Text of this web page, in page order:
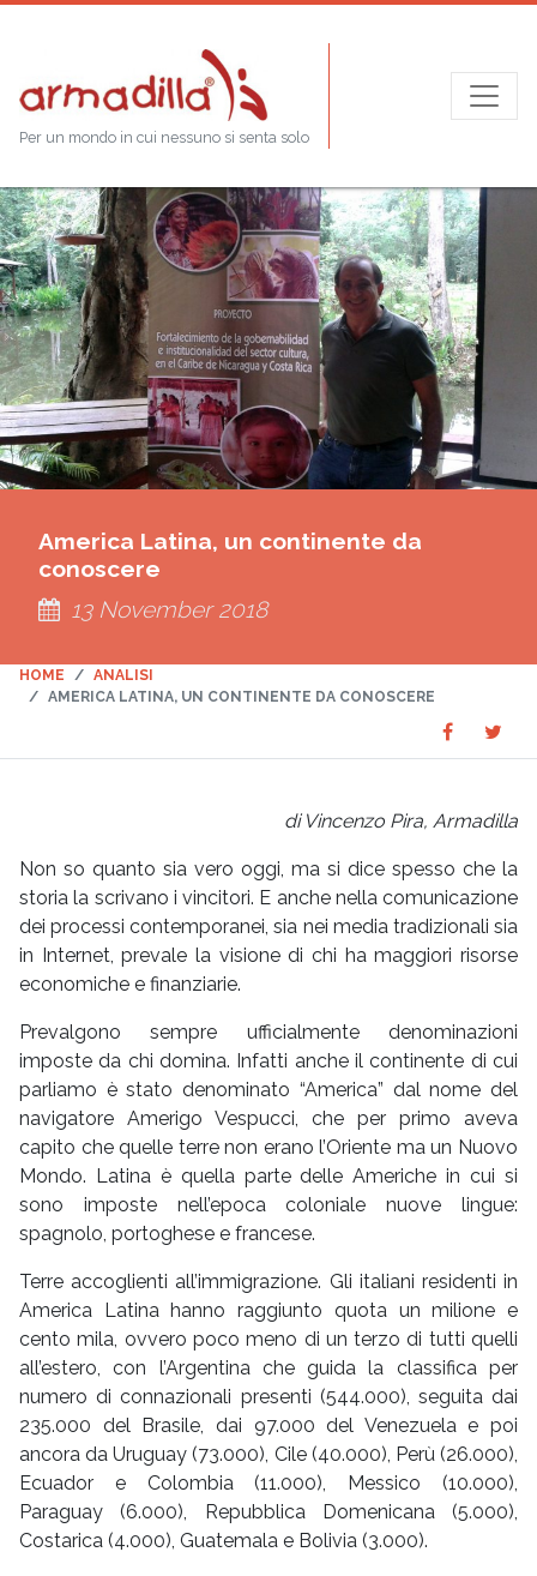
Per un mondo in cui nessuno si senta solo
America Latina, un continente da
conoscere
13 November 2018
HOME
ANALISI
AMERICA LATINA, UN CONTINENTE DA CONOSCERE
Share
on
on
di Vincenzo Pira, Armadilla
Non so quanto sia vero oggi, ma si dice spesso che la
storia la scrivano i vincitori. E anche nella comunicazione
dei processi contemporanei, sia nei media tradizionali sia
in Internet, prevale la visione di chi ha maggiori risorse
economiche e finanziarie.
Prevalgono sempre ufficialmente denominazioni
imposte da chi domina. Infatti anche il continente di cui
parliamo è stato denominato “America” dal nome del
navigatore Amerigo Vespucci, che per primo aveva
capito che quelle terre non erano l’Oriente ma un Nuovo
Mondo. Latina è quella parte delle Americhe in cui si
sono imposte nell’epoca coloniale nuove lingue:
spagnolo, portoghese e francese.
Terre accoglienti all’immigrazione. Gli italiani residenti in
America Latina hanno raggiunto quota un milione e
cento mila, ovvero poco meno di un terzo di tutti quelli
all’estero, con l’Argentina che guida la classifica per
numero di connazionali presenti (544.000), seguita dai
235.000 del Brasile, dai 97.000 del Venezuela e poi
ancora da Uruguay (73.000), Cile (40.000), Perù (26.000),
Ecuador e Colombia (11.000), Messico (10.000),
Paraguay (6.000), Repubblica Domenicana (5.000),
Costarica (4.000), Guatemala e Bolivia (3.000).